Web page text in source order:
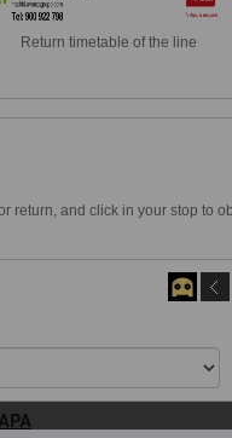
Return timetable of the line
return, and click in your stop to